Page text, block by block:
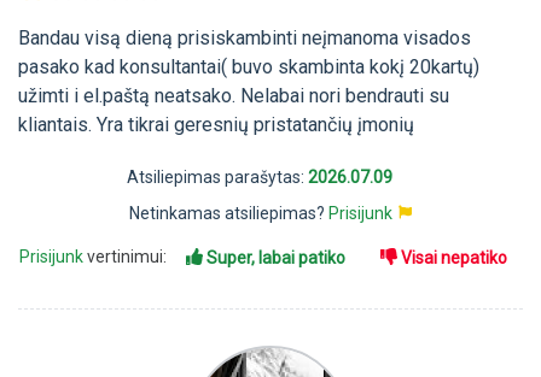
Bandau visą dieną prisiskambinti neįmanoma visados
pasako kad konsultantai( buvo skambinta kokį 20kartų)
užimti i el.paštą neatsako. Nelabai nori bendrauti su
kliantais. Yra tikrai geresnių pristatančių įmonių
Atsiliepimas parašytas: 2026.07.09
Netinkamas atsiliepimas? Prisijunk
Prisijunkvertinimui: Super, labai patiko Visai nepatiko